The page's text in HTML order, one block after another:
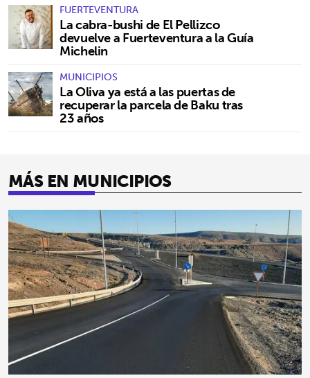
FUERTEVENTURA
La cabra-bushi de El Pellizco
devuelve a Fuerteventura a la Guía
Michelin
MUNICIPIOS
La Oliva ya está a las puertas de
recuperar la parcela de Baku tras
23 años
MÁS EN MUNICIPIOS